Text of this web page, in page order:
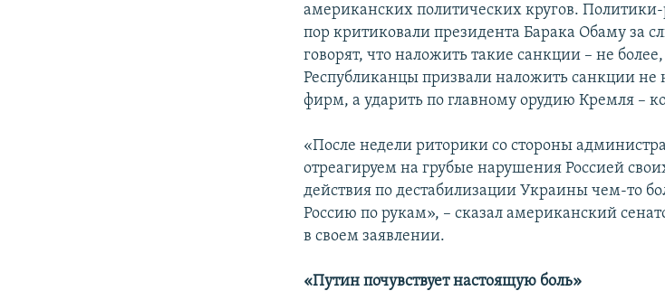
американских политических кругов.
пор критиковали президента Барака Обаму за
говорят, что наложить такие санкции – не
Республиканцы призвали наложить санкции не
фирм, а ударить по главному орудию Кремля –
«После недели риторики со стороны
отреагируем на грубые нарушения Россией
действия по дестабилизации Украины чем-то
Россию по рукам», – сказал американский
в своем заявлении.
«Путин почувствует настоящую боль»